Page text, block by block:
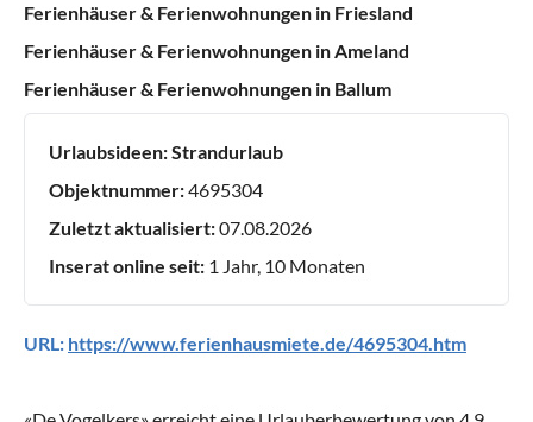
Ferienhäuser & Ferienwohnungen in Friesland
Ferienhäuser & Ferienwohnungen in Ameland
Ferienhäuser & Ferienwohnungen in Ballum
Urlaubsideen:Strandurlaub
Objektnummer:4695304
Zuletzt aktualisiert:07.08.2026
Inserat online seit: 1 Jahr, 10 Monaten
URL: https://www.ferienhausmiete.de/4695304.htm